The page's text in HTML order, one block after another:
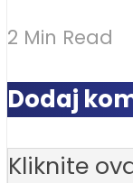
2 Min Read
Dodaj
Kliknite